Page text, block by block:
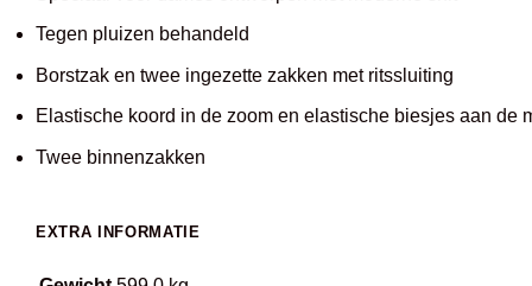
Tegen pluizen behandeld
Borstzak en twee ingezette zakken met ritssluiting
Elastische koord in de zoom en elastische biesjes aan de
Twee binnenzakken
EXTRA INFORMATIE